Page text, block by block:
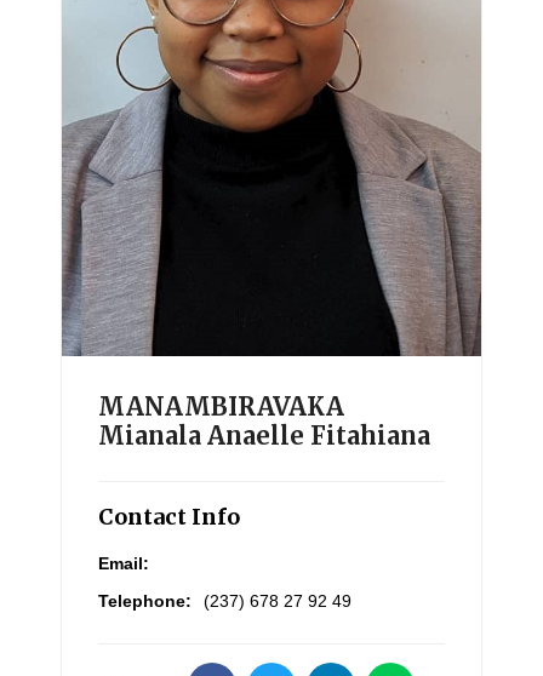
MANAMBIRAVAKA
Mianala Anaelle Fitahiana
Contact Info
Email:
Telephone:
(237) 678 27 92 49